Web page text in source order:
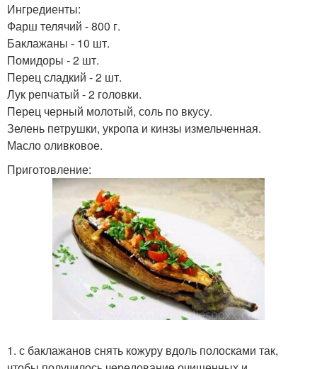
Ингредиенты:
Фарш телячий - 800 г.
Баклажаны - 10 шт.
Помидоры - 2 шт.
Перец сладкий - 2 шт.
Лук репчатый - 2 головки.
Перец черный молотый, соль по вкусу.
Зелень петрушки, укропа и кинзы измельченная.
Масло оливковое.
Приготовление:
1. с баклажанов снять кожуру вдоль полосками так,